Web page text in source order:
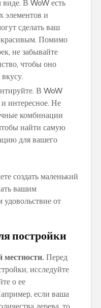
В WoW есть
элементов и
сделать ваш
Помимо
не забывайте
чтобы оно
В WoW
и интересное. Не
комбинации
найти самую
для вашего
создать маленький
вашим
от
постройки
Перед
исследуйте
о ее
если ваша
дерева, то